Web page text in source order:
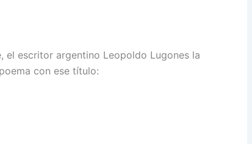
el escritor argentino Leopoldo Lugones la
con ese título: